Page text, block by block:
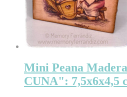
Mini Peana
CUNA": 7,5x6x4,5